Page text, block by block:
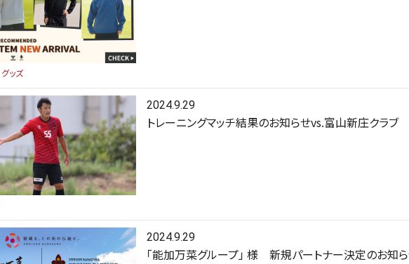
グッズ
2024.9.29
トレーニングマッチ結果のお知らせvs.富山新庄クラブ
2024.9.29
「能加万菜グループ」 様 新規パートナー決定のお知